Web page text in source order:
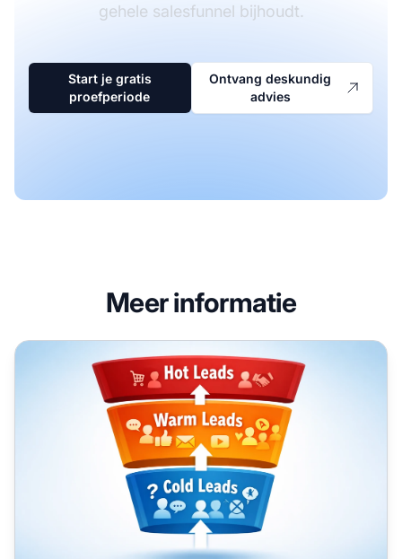
gehele salesfunnel bijhoudt.
Start je gratis
proefperiode
Ontvang deskundig
advies
Meer informatie
Opvolgen van Warme Leads: Interesse Omzetten in